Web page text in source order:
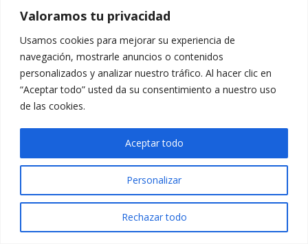
Valoramos tu privacidad
Usamos cookies para mejorar su experiencia de
navegación, mostrarle anuncios o contenidos
personalizados y analizar nuestro tráfico. Al hacer clic en
“Aceptar todo” usted da su consentimiento a nuestro uso
de las cookies.
Personalizar
Rechazar todo
Aceptar todo
Se ruega confirmación a la mayor brevedad posible a
través de correo electrónico a Soulma Belghachi
(sbb@enusa.es)